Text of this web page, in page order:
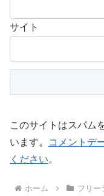
サイト
このサイトはスパム
います。
コメントデ
ください。
ホーム フリー